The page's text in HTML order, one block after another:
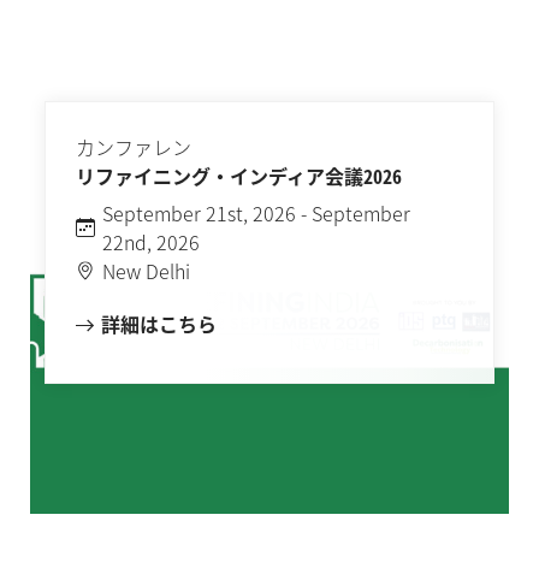
カンファレン
リファイニング・インディア会議2026
September 21st, 2026 - September
22nd, 2026
New Delhi
詳細はこちら